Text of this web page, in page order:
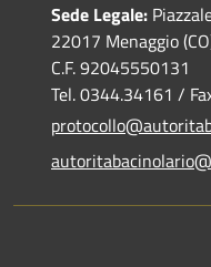
Sede Legale:
22017 Menaggio
C.F. 92045550131
Tel. 0344.34161 /